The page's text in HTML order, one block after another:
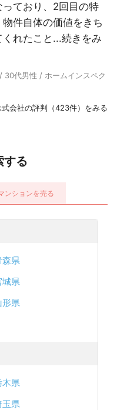
ており、2回目の特
件自体の価値をきち
れたこと...続きをみ
30代男性 / ホームインスペク
会社の評判（423件）をみる
する
ンションを売る
森県
城県
形県
木県
玉県